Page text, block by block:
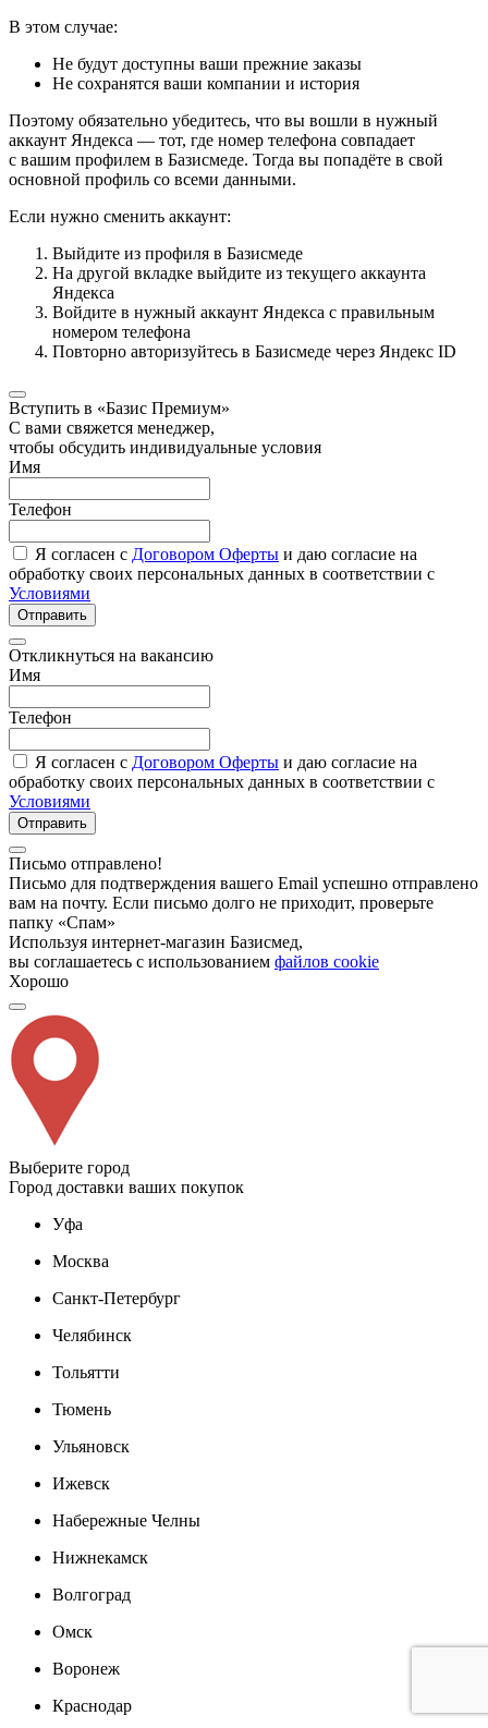
В этом случае:
Не будут доступны ваши прежние заказы
Не сохранятся ваши компании и история
Поэтому обязательно убедитесь, что вы вошли в нужный
аккаунт Яндекса — тот, где номер телефона совпадает
с вашим профилем в Базисмеде. Тогда вы попадёте в свой
основной профиль со всеми данными.
Если нужно сменить аккаунт:
Выйдите из профиля в Базисмеде
На другой вкладке выйдите из текущего аккаунта
Яндекса
Войдите в нужный аккаунт Яндекса с правильным
номером телефона
Повторно авторизуйтесь в Базисмеде через Яндекс ID
Вступить в «Базис Премиум»
С вами свяжется менеджер,
чтобы обсудить индивидуальные условия
Имя
Телефон
Я согласен с Договором Оферты и даю согласие на
обработку своих персональных данных в соответствии с
Условиями
Отправить
Откликнуться на вакансию
Имя
Телефон
Я согласен с Договором Оферты и даю согласие на
обработку своих персональных данных в соответствии с
Условиями
Отправить
Письмо отправлено!
Письмо для подтверждения вашего Email успешно отправлено
вам на почту. Если письмо долго не приходит, проверьте
папку «Спам»
Используя интернет-магазин Базисмед,
вы соглашаетесь с использованием файлов cookie
Хорошо
Выберите город
Город доставки ваших покупок
Уфа
Москва
Санкт-Петербург
Челябинск
Тольятти
Тюмень
Ульяновск
Ижевск
Набережные Челны
Нижнекамск
Волгоград
Омск
Воронеж
Краснодар